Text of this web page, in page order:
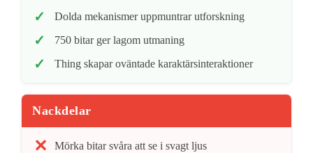
Dolda mekanismer uppmuntrar utforskning
750 bitar ger lagom utmaning
Thing skapar oväntade karaktärsinteraktioner
Nackdelar
Mörka bitar svåra att se i svagt ljus